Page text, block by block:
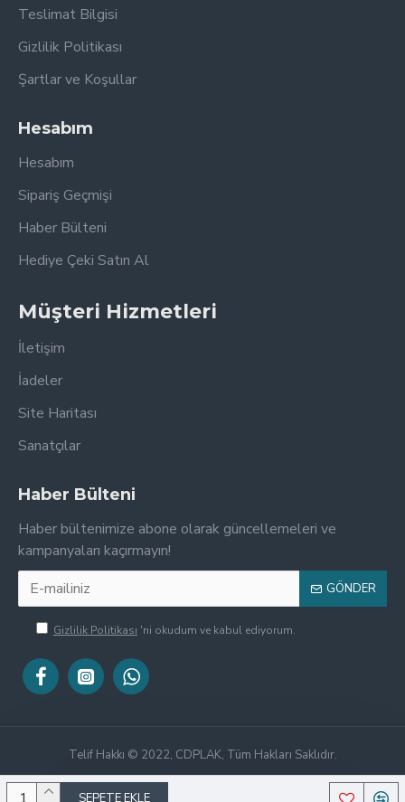
SEPETE EKLE
Teslimat Bilgisi
Gizlilik Politikası
Şartlar ve Koşullar
Hesabım
Hesabım
Sipariş Geçmişi
Haber Bülteni
Hediye Çeki Satın Al
Müşteri Hizmetleri
İletişim
İadeler
Site Haritası
Sanatçılar
Haber Bülteni
Haber bültenimize abone olarak güncellemeleri ve
kampanyaları kaçırmayın!
GÖNDER
Gizlilik Politikası 'ni okudum ve kabul ediyorum.
Telif Hakkı © 2022, CDPLAK, Tüm Hakları Saklıdır.